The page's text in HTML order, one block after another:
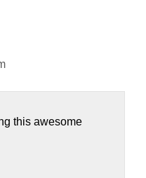
this awesome